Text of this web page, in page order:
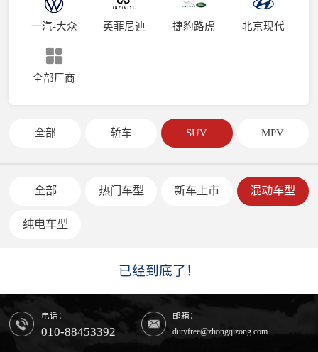
一汽-大众 英菲尼迪 捷豹路虎 北京现代
全部厂商
全部 轿车 SUV MPV
全部 热门车型 新车上市 混动车型
纯电车型
已经到底了！
电话：
010-88453392
邮箱：
dutyfree@zhongqizong.com